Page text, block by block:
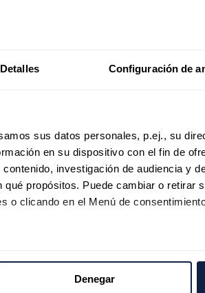
Detalles Configuración de
sus datos personales, p.ej., su
en su dispositivo con el fin de
investigación de audiencia y
propósitos. Puede cambiar o retirar
o clicando en el Menú de
Denegar